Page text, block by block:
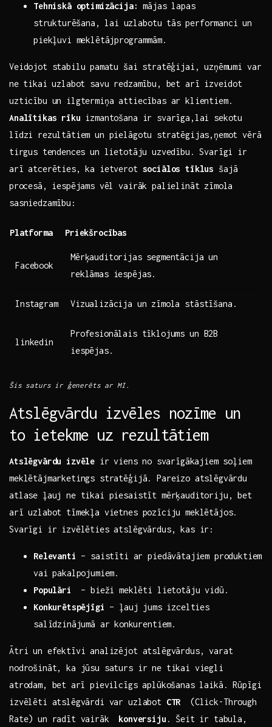
Tehniskā optimizācija: mājas ⁢lapas
⁣strukturēšana,⁣ lai uzlabotu ⁢tās performanci un
piekļuvi meklētājprogrammām.
Veidojot stabilu⁤ pamatu šai stratēģijai, uzņēmumi var
ne ⁢tikai ​uzlabot savu‌ redzamību,‍ bet arī⁣ izveidot
uzticību un‌ ilgtermiņa attiecības ar klientiem.
Analītikas rīku izmantošana ir svarīga,lai sekotu
līdzi rezultātiem un pielāgotu stratēgijas,ņemot vērā
⁣tirgus‌ tendences ‍un‌ lietotāju uzvedību. Svarīgi ir
arī atcerēties, ka ietverot sociālos ​tīklus šajā
⁢procesā, iespējams vēl vairāk palielināt zīmola
‍sasniedzamību:
Platforma Priekšrocības
Facebook
Mērķauditorijas segmentācija un
reklāmas iespējas.
Instagram Vizualizācija un zīmola stāstīšana.
linkedin
Profesionālais tīklojums un​ B2B⁣
iespējas.
Šis saturs ir ģenerēts ar‍ MI.
Atslēgvārdu‌ izvēles nozīme un
‌to ietekme uz rezultātiem
Atslēgvārdu izvēle ir ⁤viens no⁤ svarīgākajiem soļiem
meklētājmarketings stratēģijā. Pareizo atslēgvārdu
atlase ļauj ne tikai​ piesaistīt mērķauditoriju, bet
‍arī uzlabot tīmekļa vietnes pozīciju meklētājos.
Svarīgi ir izvēlēties atslēgvārdus, kas ‌ir:
Relevanti – saistīti ar piedāvātajiem produktiem
vai pakalpojumiem.
Populāri
‌ – bieži meklēti lietotāju‌ vidū.
Konkurētspējīgi – ļauj⁤ jums izcelties
salīdzinājumā ar⁤ konkurentiem.
Ātri un‍ efektīvi analizējot atslēgvārdus, varat​
nodrošināt, ka jūsu saturs ir ne tikai viegli
atrodam, bet⁢ arī pievilcīgs aplūkošanas laikā.‌ Rūpīgi
izvēlēti atslēgvārdi var uzlabot CTR ‌ (Click-Through
Rate) un radīt vairāk ⁣ konversiju . Šeit ir tabula,